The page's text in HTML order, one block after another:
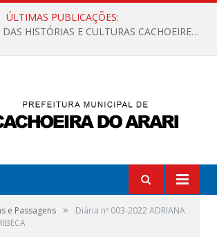
ÚLTIMAS PUBLICAÇÕES:
A VALORIZAÇÃO DAS HISTÓRIAS E CULTURAS CACHOEIRENSES
e Passagens »
Diária nº 003-2022 ADRIANA